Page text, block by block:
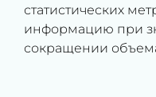
статистических
информацию при
сокращении